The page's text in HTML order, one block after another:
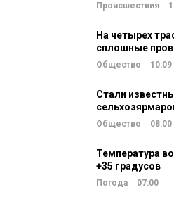
Происшествия
На четырех
сплошные
Общество 10:09
Стали
Общество 08:00
Температура
+35 градусов
Погода 07:00